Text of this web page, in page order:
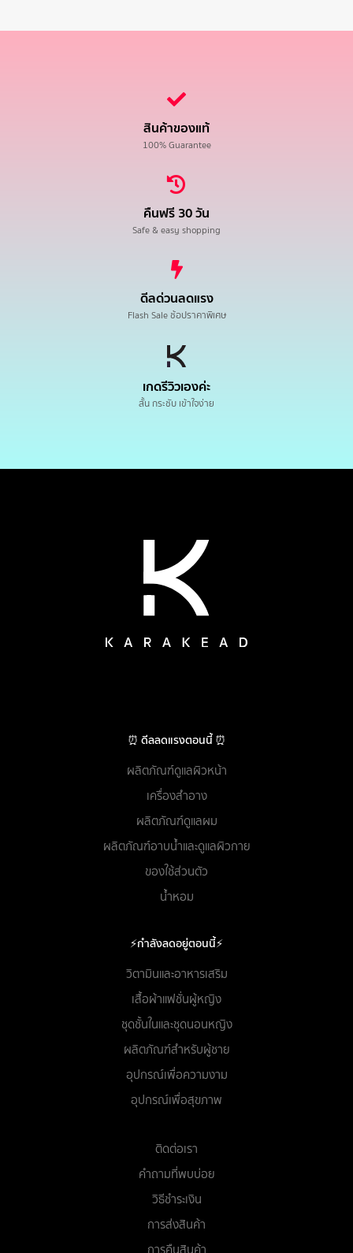
สินค้าของแท้
100% Guarantee
คืนฟรี 30 วัน
Safe & easy shopping
ดีลด่วนลดแรง
Flash Sale ช้อปราคาพิเศษ
เกดรีวิวเองค่ะ
สั้น กระชับ เข้าใจง่าย
⏰ ดีลลดแรงตอนนี้ ⏰
ผลิตภัณฑ์ดูแลผิวหน้า
เครื่องสำอาง
ผลิตภัณฑ์ดูแลผม
ผลิตภัณฑ์อาบน้ำและดูแลผิวกาย
ของใช้ส่วนตัว
น้ำหอม
⚡กำลังลดอยู่ตอนนี้⚡
วิตามินและอาหารเสริม
เสื้อผ้าแฟชั่นผู้หญิง
ชุดชั้นในและชุดนอนหญิง
ผลิตภัณฑ์สำหรับผู้ชาย
อุปกรณ์เพื่อความงาม
อุปกรณ์เพื่อสุขภาพ
ติดต่อเรา
คำถามที่พบบ่อย
วิธีชำระเงิน
การส่งสินค้า